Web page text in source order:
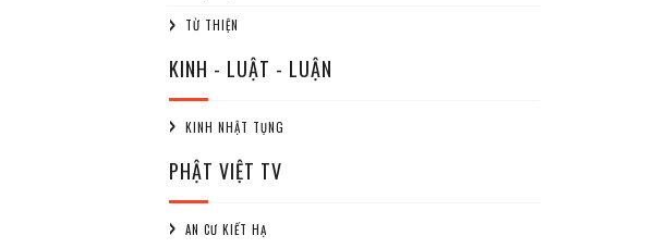
TỪ THIỆN
KINH - LUẬT - LUẬN
KINH NHẬT TỤNG
PHẬT VIỆT TV
AN CƯ KIẾT HẠ